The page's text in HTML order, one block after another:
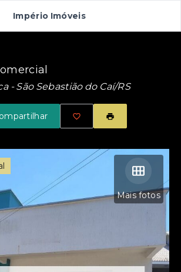
Império Imóveis
- São Sebastião do Caí/RS
Mais fotos